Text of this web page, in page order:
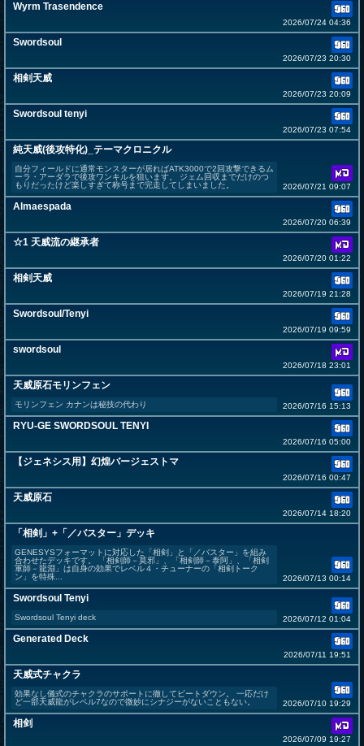
Wyrm Trasendence
2026/07/24 04:36
Swordsoul
2026/07/23 20:30
相剣天威
2026/07/23 20:09
Swordsoul tenyi
2026/07/23 07:54
純天威(後攻特化)_テーマクロニクル
自分フィールドに通常モンスターが居ればATK3000で2回攻撃できるム
ーラ・アーダラで後攻ワンキルを狙います。 ジェム回収までだけのつ
もりだったけど楽しすぎて称号まで完走してしまいました。
2026/07/21 09:07
Almaespada
2026/07/20 06:39
☆1 天威流の継承者
2026/07/20 01:22
相剣天威
2026/07/19 21:28
Swordsoul/Tenyi
2026/07/19 09:59
swordsoul
2026/07/18 23:01
天威原石モリンフェン
モリンフェン カナンは秘技の代わり 2026/07/16 15:13
RYU-GE SWORDSOUL TENYI
2026/07/16 05:00
【ジェネシス用】幻煌バージェストマ
2026/07/16 00:47
天威原石
2026/07/14 18:20
「相剣」+「／バスター」デッキ
GENESYSフォーマットに対応した「相剣」と「／バスター」を組み
合わせたデッキです。 「相剣師－莫邪」、「相剣師－泰阿」、「相剣
軍師－龍淵」は自身の効果でレベル４・チューナーの「相剣トーク
ン」を特殊...
2026/07/13 00:14
Swordsoul Tenyi
Swordsoul Tenyi deck 2026/07/12 01:04
Generated Deck
2026/07/11 19:51
天威式チャクラ
効果なし儀式のチャクラのサポートに徹してビートダウン。 一応だけ
ど一部天威龍がレベル7なので微妙にシナジーがないこともない。
2026/07/10 19:29
相剑
2026/07/09 19:27